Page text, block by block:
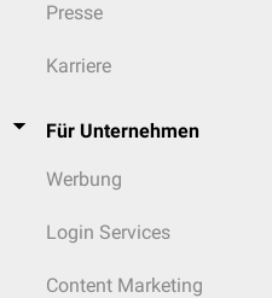
Presse
Karriere
Für Unternehmen
Werbung
Login Services
Content Marketing